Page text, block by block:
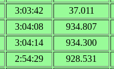
3:03:42 37.011
3:04:08 934.807
3:04:14 934.300
2:54:29 928.531